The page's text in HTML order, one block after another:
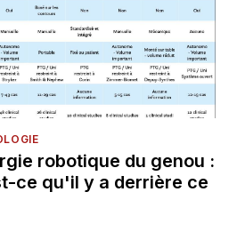
robotique du genou :
ce qu'il y a derrière ce